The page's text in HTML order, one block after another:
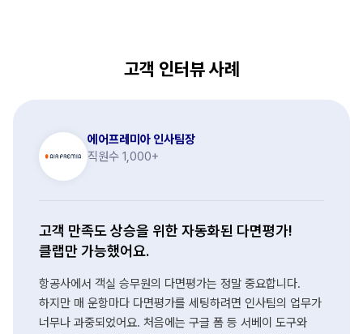
고객 인터뷰 사례
에어프레미아 인사팀장
직원수 1,000+
고객 만족도 상승을 위한 자동화된 다면평가!
클랩만 가능했어요.
항공사에서 객실 승무원의 다면평가는 정말 중요합니다.
하지만 매 운항마다 다면평가를 세팅하려면 인사팀의 업무가
너무나 과중되었어요. 처음에는 구글 폼 등 서베이 도구와